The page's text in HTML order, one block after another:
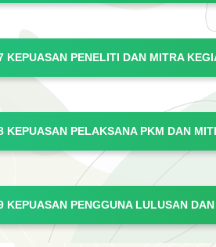
KEPUASAN PENELITI DAN MITRA
KEPUASAN PELAKSANA PKM DAN
KEPUASAN PENGGUNA LULUSAN